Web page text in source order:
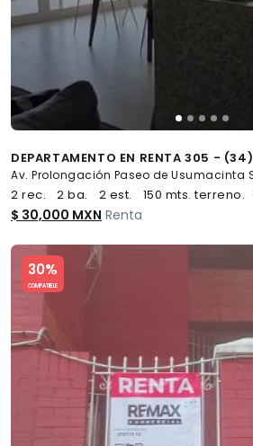
DEPARTAMENTO EN RENTA 305 - (34)
2 rec. 2 ba. 2 est. 150 mts. terreno.
$ 30,000 MXN Renta
30%
COMPATIBLE
Slide 1 of 5